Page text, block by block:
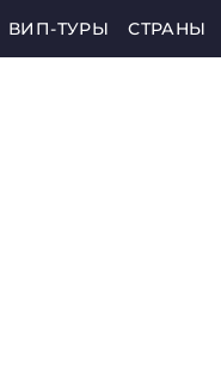
ВИП-ТУРЫ СТРАНЫ